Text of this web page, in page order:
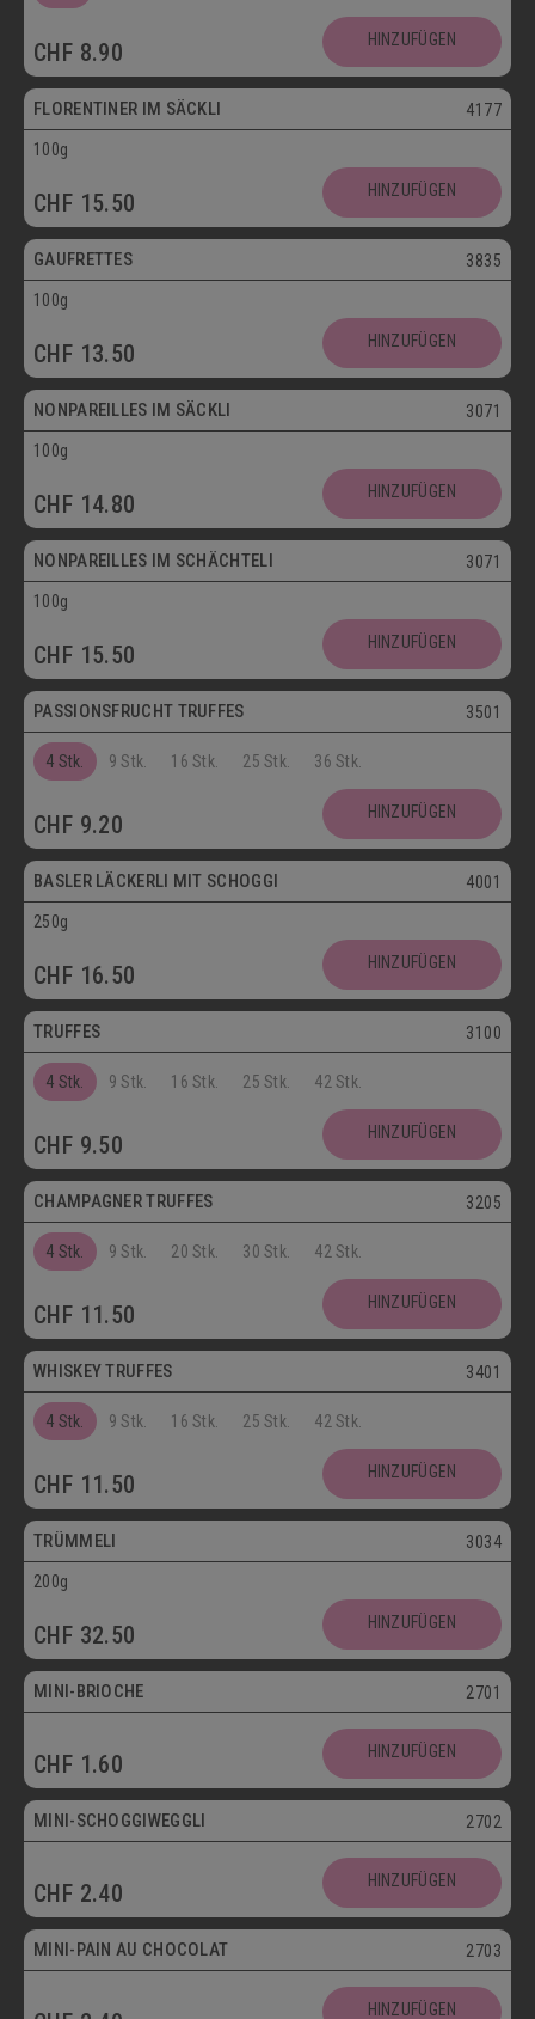
CHF 8.90 HINZUFÜGEN
Postversand
FLORENTINER IM SÄCKLI 4177
100g
CHF 15.50 HINZUFÜGEN
Postversand
GAUFRETTES 3835
100g
CHF 13.50 HINZUFÜGEN
Postversand
NONPAREILLES IM SÄCKLI 3071
100g
CHF 14.80 HINZUFÜGEN
Postversand
NONPAREILLES IM SCHÄCHTELI 3071
100g
CHF 15.50 HINZUFÜGEN
Postversand
PASSIONSFRUCHT TRUFFES 3501
4 Stk. 9 Stk. 16 Stk. 25 Stk. 36 Stk.
CHF 9.20 HINZUFÜGEN
Vegetarisch
BASLER LÄCKERLI MIT SCHOGGI 4001
250g
CHF 16.50 HINZUFÜGEN
Vegetarisch
TRUFFES 3100
4 Stk. 9 Stk. 16 Stk. 25 Stk. 42 Stk.
CHF 9.50 HINZUFÜGEN
Postversand
CHAMPAGNER TRUFFES 3205
4 Stk. 9 Stk. 20 Stk. 30 Stk. 42 Stk.
CHF 11.50 HINZUFÜGEN
Vegetarisch
WHISKEY TRUFFES 3401
4 Stk. 9 Stk. 16 Stk. 25 Stk. 42 Stk.
CHF 11.50 HINZUFÜGEN
Vegetarisch
TRÜMMELI 3034
200g
CHF 32.50 HINZUFÜGEN
Vegetarisch
MINI-BRIOCHE 2701
CHF 1.60 HINZUFÜGEN
Vegetarisch
MINI-SCHOGGIWEGGLI 2702
CHF 2.40 HINZUFÜGEN
Vegetarisch
MINI-PAIN AU CHOCOLAT 2703
HINZUFÜGEN